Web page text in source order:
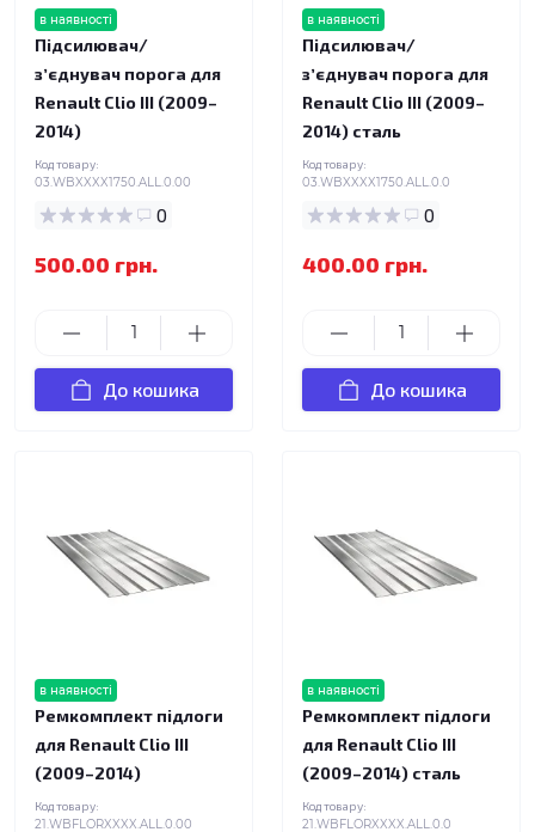
в наявності
Підсилювач/
зʼєднувач порога для
Renault Clio III (2009–
2014)
Код товару:
03.WBXXXX1750.ALL.0.00
0
500.00 грн.
До кошика
в наявності
Підсилювач/
зʼєднувач порога для
Renault Clio III (2009–
2014) сталь
Код товару:
03.WBXXXX1750.ALL.0.0
0
400.00 грн.
До кошика
в наявності
Ремкомплект підлоги
для Renault Clio III
(2009–2014)
Код товару:
21.WBFLORXXXX.ALL.0.00
в наявності
Ремкомплект підлоги
для Renault Clio III
(2009–2014) сталь
Код товару:
21.WBFLORXXXX.ALL.0.0